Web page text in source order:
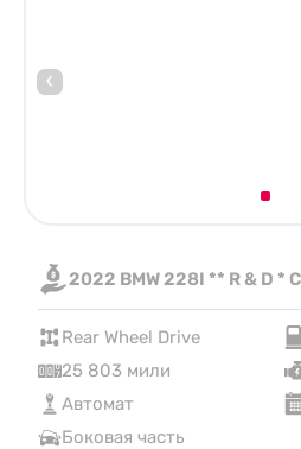
Rear Wheel Drive
25 803 мили
Автомат
Боковая часть